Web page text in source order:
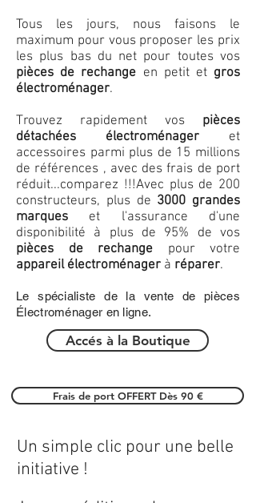
Tous les jours, nous faisons le
maximum pour vous proposer les prix
les plus bas du net pour toutes vos
pièces de rechange en petit et gros
électroménager.
Trouvez rapidement vos pièces
détachées électroménager et
accessoires parmi plus de 15 millions
de références , avec des frais de port
réduit...comparez !!!Avec plus de 200
constructeurs, plus de 3000 grandes
marques et l'assurance d'une
disponibilité à plus de 95% de vos
pièces de rechange pour votre
appareil électroménager à réparer.
Le spécialiste de la vente de pièces
Électroménager en ligne.
Accés à la Boutique
Frais de port OFFERT Dès 90 €
Un simple clic pour une belle
initiative !